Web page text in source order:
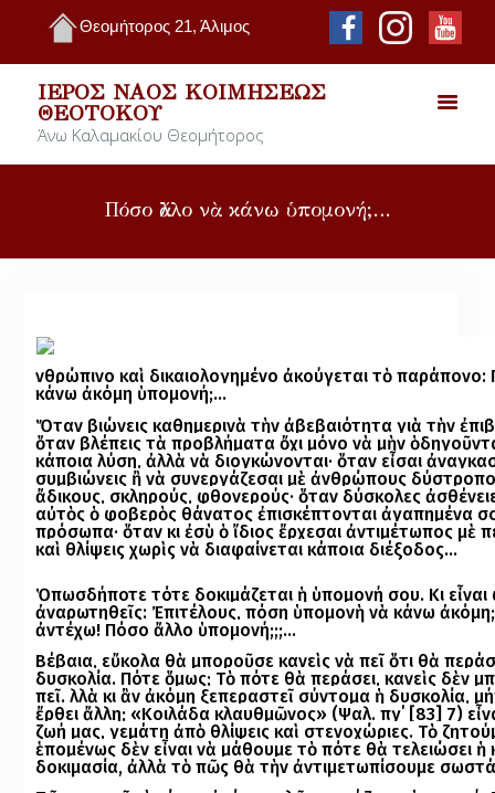
Θεομήτορος 21, Άλιμος
ΙΕΡΌΣ ΝΑΌΣ ΚΟΙΜΉΣΕΩΣ
ΘΕΟΤΌΚΟΥ
Άνω Καλαμακίου Θεομήτορος
Πόσο ἄλλο νὰ κάνω ὑπομονή;…
Ἀνθρώπινο καὶ δικαιολογημένο ἀ­κούγεται τὸ
κάνω ἀκόμη ὑπομονή;…
Ὅταν βιώνεις καθημερινὰ τὴν ἀβεβαιότητα γιὰ τὴν
ὅταν βλέπεις τὰ προβλήματα ὄχι μόνο νὰ μὴν
κάποια λύση, ἀλλὰ νὰ διογκώνονται· ὅταν εἶσαι
συμβιώνεις ἢ νὰ συνεργάζεσαι μὲ ἀνθρώπους
ἄδικους, σκληρούς, φθονερούς· ὅταν δύσκολες
αὐτὸς ὁ φοβερὸς θάνατος ἐπισκέπτον­ται ἀγαπημένα
πρόσωπα· ὅταν κι ἐσὺ ὁ ἴδιος ἔρχεσαι ἀντιμέτωπος μὲ
καὶ θλίψεις χωρὶς νὰ διαφαίνεται κάποια διέξοδος…
Ὁπωσδήποτε τότε δοκιμάζεται ἡ ὑπομονή σου. Κι εἶναι
ἀναρωτηθεῖς: Ἐπιτέλους, πόση ὑπομονὴ νὰ κάνω
ἀντέχω! Πόσο ἄλλο ὑπομονή;;;…
Βέβαια, εὔκολα θὰ μποροῦσε κανεὶς νὰ πεῖ ὅτι θὰ
δυσκολία. Πότε ὅμως; Τὸ πότε θὰ περάσει, κανεὶς δὲν
πεῖ. Ἀλλὰ κι ἂν ἀκόμη ξεπεραστεῖ σύντομα ἡ δυσκολία,
ἔρθει ἄλλη; «Κοιλάδα κλαυθμῶνος» (Ψαλ. πγ΄ [83] 7)
ζωή μας, γεμάτη ἀπὸ θλίψεις καὶ στενοχώριες. Τὸ
ἑπομένως δὲν εἶναι νὰ μάθουμε τὸ πότε θὰ τελειώσει ἡ
δοκιμασία, ἀλλὰ τὸ πῶς θὰ τὴν ἀντιμετωπίσουμε